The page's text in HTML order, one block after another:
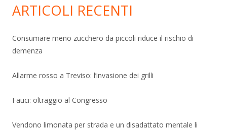
ARTICOLI RECENTI
Consumare meno zucchero da piccoli riduce il rischio di
demenza
Allarme rosso a Treviso: l’invasione dei grilli
Fauci: oltraggio al Congresso
Vendono limonata per strada e un disadattato mentale li